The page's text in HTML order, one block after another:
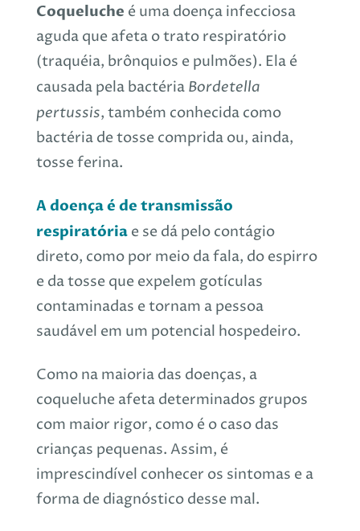
Coqueluche é uma doença infecciosa
aguda que afeta o trato respiratório
(traquéia, brônquios e pulmões). Ela é
causada pela bactéria Bordetella
pertussis, também conhecida como
bactéria de tosse comprida ou, ainda,
tosse ferina.
A doença é de transmissão
respiratóriae se dá pelo contágio
direto, como por meio da fala, do espirro
e da tosse que expelem gotículas
contaminadas e tornam a pessoa
saudável em um potencial hospedeiro.
Como na maioria das doenças, a
coqueluche afeta determinados grupos
com maior rigor, como é o caso das
crianças pequenas. Assim, é
imprescindível conhecer os sintomas e a
forma de diagnóstico desse mal.